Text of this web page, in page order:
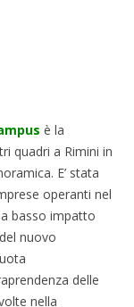
è la
quadri a Rimini in
E’ stata
operanti nel
basso impatto
nuovo
delle
nella